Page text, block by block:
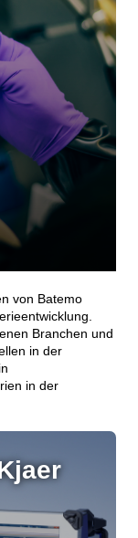
von Batemo
Branchen und
in der
in der